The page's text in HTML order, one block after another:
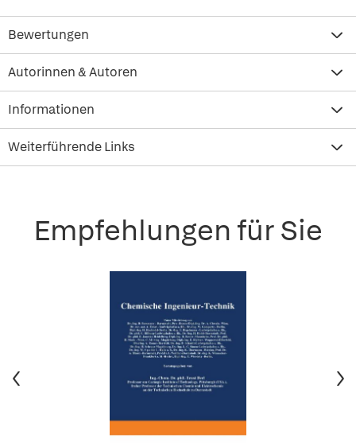
Bewertungen
Autorinnen & Autoren
Informationen
Weiterführende Links
Empfehlungen für Sie